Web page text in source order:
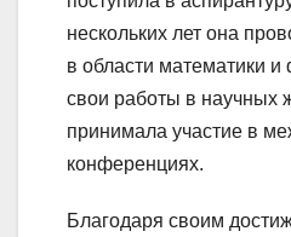
нескольких лет она
в области математики и
свои работы в научных
принимала участие в
конференциях.
Благодаря своим